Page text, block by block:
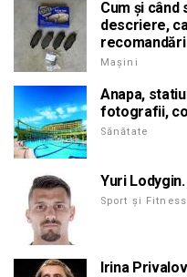
Cum și când
descriere,
recomandări
Mașini
Anapa,
fotografii,
Sănătate
Yuri
Sport și Fitness
Irina